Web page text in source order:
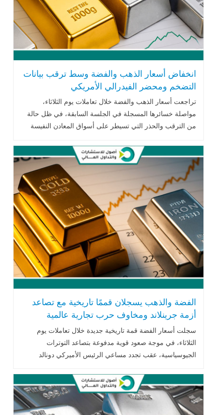
انخفاض أسعار الذهب والفضة وسط ترقب بيانات
التضخم ومحضر الفيدرالي الأمريكي
تراجعت أسعار الذهب والفضة خلال تعاملات يوم الثلاثاء،
مواصلة خسائرها المسجلة في الجلسة السابقة، في ظل حالة
من الترقب والحذر التي تسيطر على أسواق المعادن النفيسة
الفضة والذهب يسجلان قممًا تاريخية مع تصاعد
أزمة جرينلاند ومخاوف حرب تجارية عالمية
سجلت أسعار الفضة قمة تاريخية جديدة خلال تعاملات يوم
الثلاثاء، في موجة صعود قوية مدفوعة بتصاعد التوترات
الجيوسياسية، عقب تجدد مساعي الرئيس الأميركي دونالد